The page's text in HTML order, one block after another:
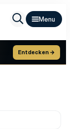
Entdecken →